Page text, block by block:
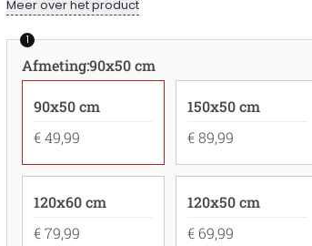
Meer over het product
1
Afmeting:90x50 cm
90x50 cm
€ 49,99
150x50 cm
€ 89,99
120x60 cm
€ 79,99
120x50 cm
€ 69,99